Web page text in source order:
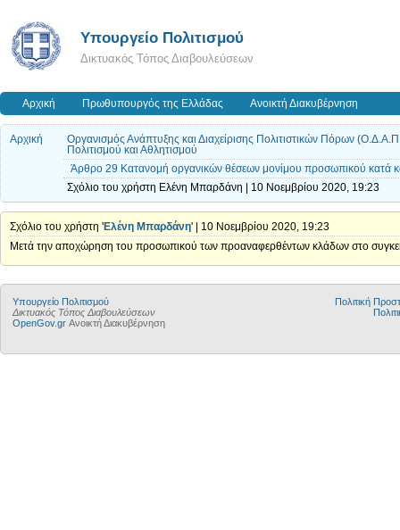
Υπουργείο Πολιτισμού
Δικτυακός Τόπος Διαβουλεύσεων
Αρχική Πρωθυπουργός της Ελλάδας Ανοικτή Διακυβέρνηση
Αρχική
Οργανισμός Ανάπτυξης και Διαχείρισης Πολιτιστικών Πόρων
Πολιτισμού και Αθλητισμού
Άρθρο 29 Κατανομή οργανικών θέσεων μονίμου προσωπικού κατά
Σχόλιο του χρήστη Ελένη Μπαρδάνη | 10 Νοεμβρίου 2020, 19:23
Σχόλιο του χρήστη 'Ελένη Μπαρδάνη' | 10 Νοεμβρίου 2020, 19:23
Μετά την αποχώρηση του προσωπικού των προαναφερθέντων κλάδων στο
Υπουργείο Πολιτισμού
Δικτυακός Τόπος Διαβουλεύσεων
OpenGov.gr Ανοικτή Διακυβέρνηση
Πολιτική